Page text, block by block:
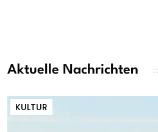
Aktuelle Nachrichten
KULTUR